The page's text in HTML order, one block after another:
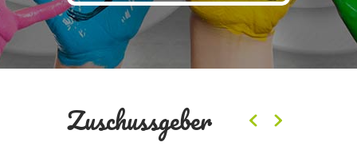
Zuschussgeber